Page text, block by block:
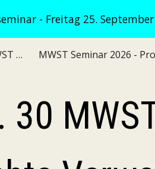
- Freitag 25.
VATNet KI Tool - ESTV MWST Verwaltungspraxis
30